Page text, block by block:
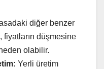
diğer benzer
düşmesine
olabilir.
Yerli üretim